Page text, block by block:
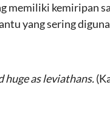
memiliki kemiripan
yang sering
huge as leviathans.